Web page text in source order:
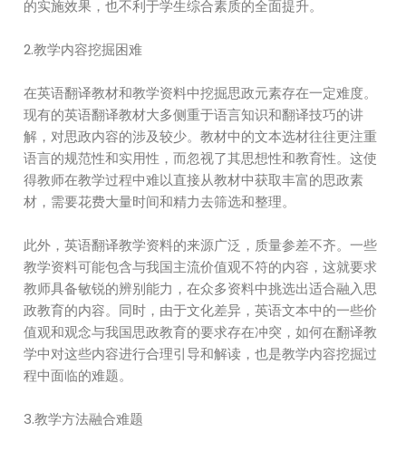
的实施效果，也不利于学生综合素质的全面提升。
2.教学内容挖掘困难
在英语翻译教材和教学资料中挖掘思政元素存在一定难度。
现有的英语翻译教材大多侧重于语言知识和翻译技巧的讲
解，对思政内容的涉及较少。教材中的文本选材往往更注重
语言的规范性和实用性，而忽视了其思想性和教育性。这使
得教师在教学过程中难以直接从教材中获取丰富的思政素
材，需要花费大量时间和精力去筛选和整理。
此外，英语翻译教学资料的来源广泛，质量参差不齐。一些
教学资料可能包含与我国主流价值观不符的内容，这就要求
教师具备敏锐的辨别能力，在众多资料中挑选出适合融入思
政教育的内容。同时，由于文化差异，英语文本中的一些价
值观和观念与我国思政教育的要求存在冲突，如何在翻译教
学中对这些内容进行合理引导和解读，也是教学内容挖掘过
程中面临的难题。
3.教学方法融合难题